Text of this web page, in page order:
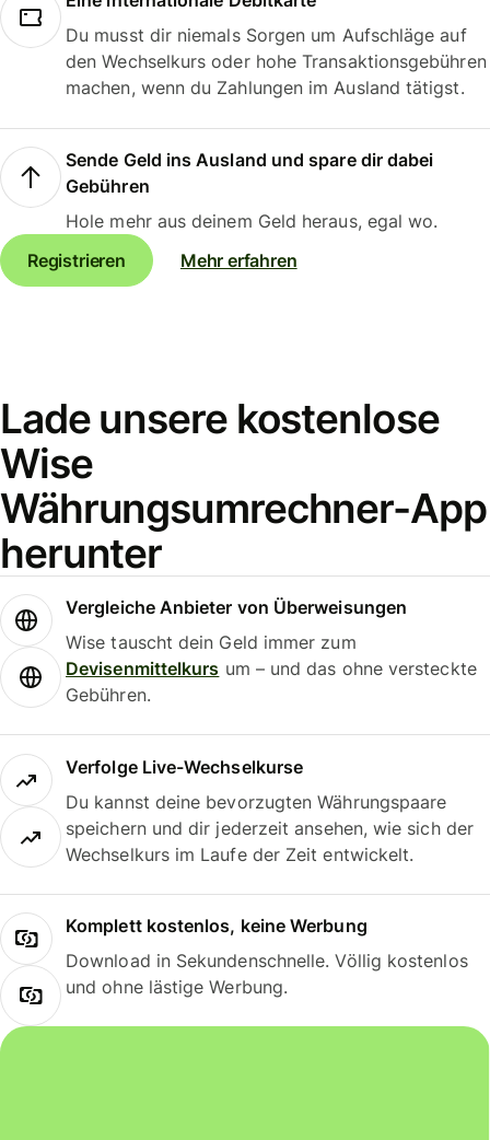
Du musst dir niemals Sorgen um Aufschläge auf
den Wechselkurs oder hohe Transaktionsgebühren
machen, wenn du Zahlungen im Ausland tätigst.
Sende Geld ins Ausland und spare dir dabei
Gebühren
Hole mehr aus deinem Geld heraus, egal wo.
Registrieren
Mehr erfahren
Lade unsere kostenlose
Wise
Währungsumrechner-App
herunter
Vergleiche Anbieter von Überweisungen
Wise tauscht dein Geld immer zum
Devisenmittelkurs um – und das ohne versteckte
Gebühren.
Verfolge Live-Wechselkurse
Du kannst deine bevorzugten Währungspaare
speichern und dir jederzeit ansehen, wie sich der
Wechselkurs im Laufe der Zeit entwickelt.
Komplett kostenlos, keine Werbung
Download in Sekundenschnelle. Völlig kostenlos
und ohne lästige Werbung.